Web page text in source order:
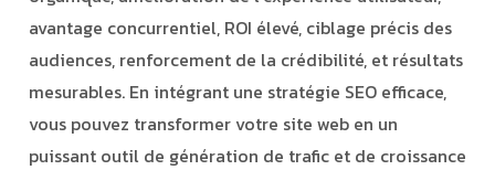
avantage concurrentiel, ROI élevé, ciblage précis des
audiences, renforcement de la crédibilité, et résultats
mesurables. En intégrant une stratégie SEO efficace,
vous pouvez transformer votre site web en un
puissant outil de génération de trafic et de croissance